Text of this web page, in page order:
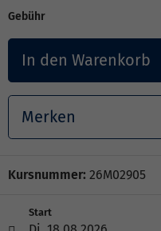
Gebühr
In den Warenkorb
Merken
Kursnummer: 26M02905
Start